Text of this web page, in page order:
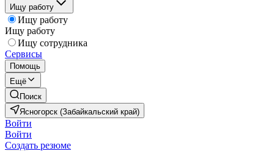
Ищу работу
Ищу работу
Ищу работу
Ищу сотрудника
Сервисы
Помощь
Ещё
Поиск
Ясногорск (Забайкальский край)
Войти
Войти
Создать резюме